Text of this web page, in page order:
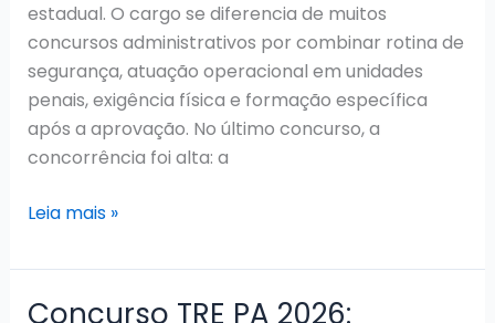
estadual. O cargo se diferencia de muitos
concursos administrativos por combinar rotina de
segurança, atuação operacional em unidades
penais, exigência física e formação específica
após a aprovação. No último concurso, a
concorrência foi alta: a
Concurso
Penal
PA
Leia mais »
Concurso TRE PA 2026: